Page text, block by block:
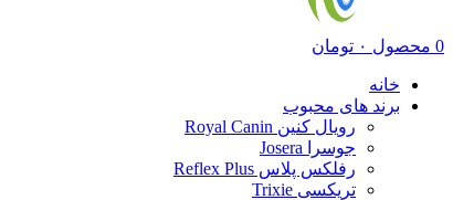
0 محصول ۰ تومان
خانه
برند های محبوب
رویال کنین Royal Canin
جوسرا Josera
رفلکس پلاس Reflex Plus
تریکسی Trixie